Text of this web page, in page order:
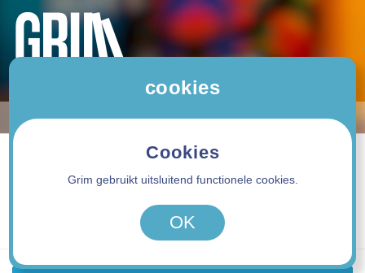
0 product(en) - 0,00€
cookies
Cookies
Grim gebruikt uitsluitend functionele cookies.
OK